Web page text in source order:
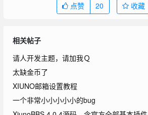
点赞 20 收藏
相关帖子
请人开发主题，请加我Ｑ
太缺金币了
XIUNO邮箱设置教程
一个非常小小小小小的bug